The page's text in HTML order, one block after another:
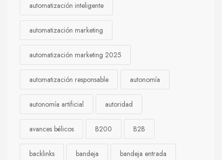
automatización inteligente
automatización marketing
automatización marketing 2025
automatización responsable autonomía
autonomía artificial autoridad
avances bélicos B200 B2B
backlinks bandeja bandeja entrada